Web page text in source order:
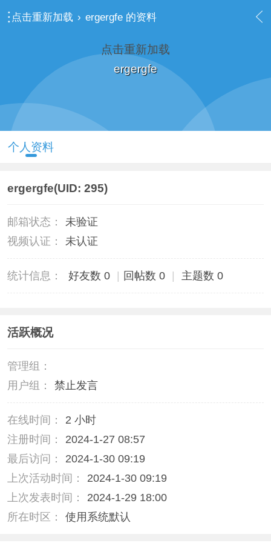
点击重新加载 › ergergfe 的资料
点击重新加载
ergergfe
个人资料
ergergfe(UID: 295)
邮箱状态：
未验证
视频认证：
未认证
统计信息： 好友数 0 回帖数 0 主题数 0
活跃概况
管理组：
用户组：
禁止发言
在线时间：
2 小时
注册时间：
2024-1-27 08:57
最后访问：
2024-1-30 09:19
上次活动时间：
2024-1-30 09:19
上次发表时间：
2024-1-29 18:00
所在时区：
使用系统默认